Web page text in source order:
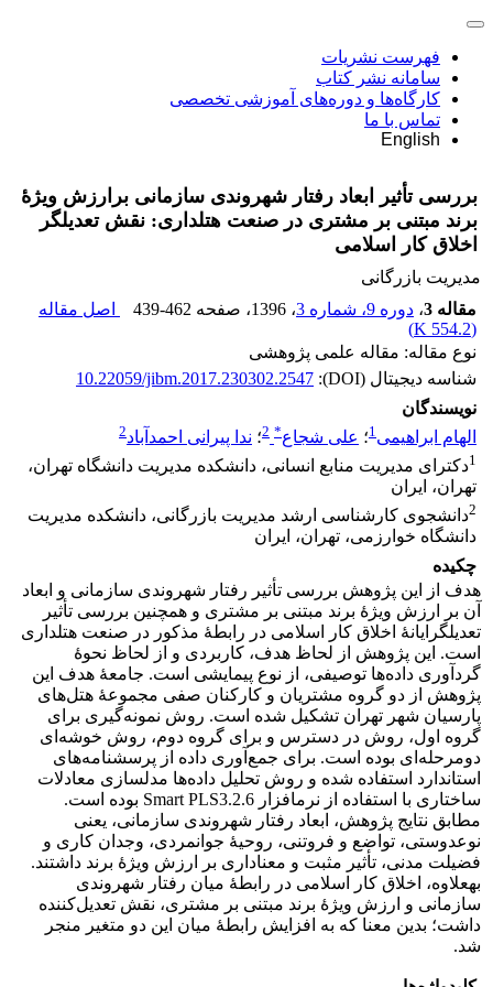
فهرست نشریات
سامانه نشر کتاب
کارگاه‌ها و دوره‌های آموزشی تخصصی
تماس با ما
English
بررسی تأثیر ابعاد رفتار شهروندی سازمانی برارزش ویژۀ
برند مبتنی بر مشتری در صنعت هتلداری: نقش تعدیل‎گر
اخلاق کار اسلامی
مدیریت بازرگانی
مقاله 3
، دوره 9، شماره 3 ، 1396 ، صفحه 439-462
اصل مقاله
(
554.2 K
)
نوع مقاله: مقاله علمی پژوهشی
شناسه دیجیتال (DOI):
10.22059/jibm.2017.230302.2547
نویسندگان
الهام ابراهیمی1؛ علی شجاع*
2؛ ندا پیرانی احمدآباد2
1دکترای مدیریت منابع انسانی، دانشکده مدیریت دانشگاه تهران،
تهران، ایران
2دانشجوی کارشناسی ارشد مدیریت بازرگانی، دانشکده مدیریت
دانشگاه خوارزمی، تهران، ایران
چکیده
هدف از این پژوهش بررسی تأثیر رفتار شهروندی سازمانی و ابعاد
آن بر ارزش ویژۀ برند مبتنی بر مشتری و همچنین بررسی تأثیر
تعدیل‎گرایانۀ اخلاق کار اسلامی در رابطۀ مذکور در صنعت هتلداری
است. این پژوهش از لحاظ هدف، کاربردی و از لحاظ نحوۀ
گردآوری داده‌ها توصیفی، از نوع پیمایشی است. جامعۀ هدف این
پژوهش از دو گروه مشتریان و کارکنان صفی مجموعۀ هتل‌های
پارسیان شهر تهران تشکیل شده است. روش نمونه‌گیری برای
گروه اول، روش در دسترس و برای گروه دوم، روش خوشه‌ای
دومرحله‌ای بوده است. برای جمع‌آوری داده از پرسشنامه‌های
استاندارد استفاده شده و روش تحلیل داده‌ها مدل‎سازی معادلات
ساختاری با استفاده از نرم‎افزار Smart PLS3.2.6 بوده است.
مطابق نتایج پژوهش، ابعاد رفتار شهروندی سازمانی، یعنی
نوع‎دوستی، تواضع و فروتنی، روحیۀ جوانمردی، وجدان کاری و
فضیلت مدنی، تأثیر مثبت و معناداری بر ارزش ویژۀ برند داشتند.
به‎علاوه، اخلاق کار اسلامی در رابطۀ میان رفتار شهروندی
سازمانی و ارزش ویژۀ برند مبتنی بر مشتری، نقش تعدیل‌کننده
داشت؛ بدین معنا که به افزایش رابطۀ میان این دو متغیر منجر
شد.